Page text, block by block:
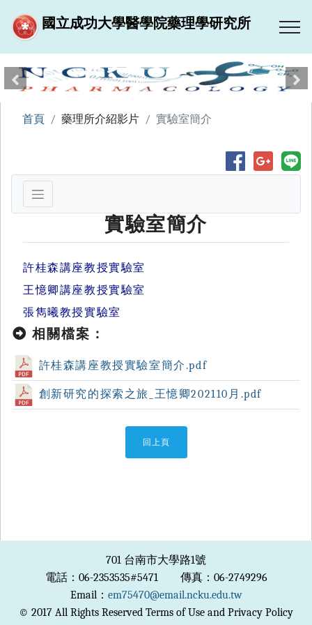
國立成功大學醫學院藥理學研究所
上一張 下
首頁 藥理所介紹影片 實驗室簡介
實驗室簡介
許桂森講座教授實驗室
王憶卿講座教授實驗室
張雋曦教授實驗室
相關檔案：
許桂森講座教授實驗室簡介.pdf
創新研究的探索之旅_王憶卿202110月.pdf
回上頁
701 台南市大學路1號
電話：06-2353535#5471 傳真：06-2749296
Email： em75470@email.ncku.edu.tw
© 2017 All Rights Reserved Terms of Use and Privacy Policy